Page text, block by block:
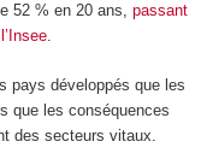
52 % en 20 ans, passant
.
pays développés que les
que les conséquences
des secteurs vitaux.